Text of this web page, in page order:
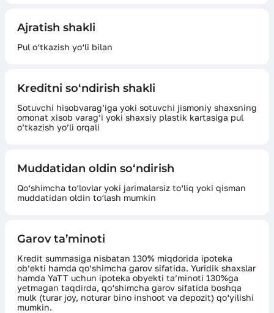
Ajratish shakli
Pul o‘tkazish yo‘li bilan
Kreditni so‘ndirish shakli
Sotuvchi hisobvarag’iga yoki sotuvchi jismoniy shaxsning
omonat xisob varag’i yoki shaxsiy plastik kartasiga pul
o’tkazish yo’li orqali
Muddatidan oldin so‘ndirish
Qo‘shimcha to‘lovlar yoki jarimalarsiz to‘liq yoki qisman
muddatidan oldin to‘lash mumkin
Garov ta’minoti
Kredit summasiga nisbatan 130% miqdorida ipoteka
ob’ekti hamda qo’shimcha garov sifatida. Yuridik shaxslar
hamda YaTT uchun ipoteka obyekti ta’minoti 130%ga
yetmagan taqdirda, qo‘shimcha garov sifatida boshqa
mulk (turar joy, noturar bino inshoot va depozit) qo‘yilishi
mumkin.